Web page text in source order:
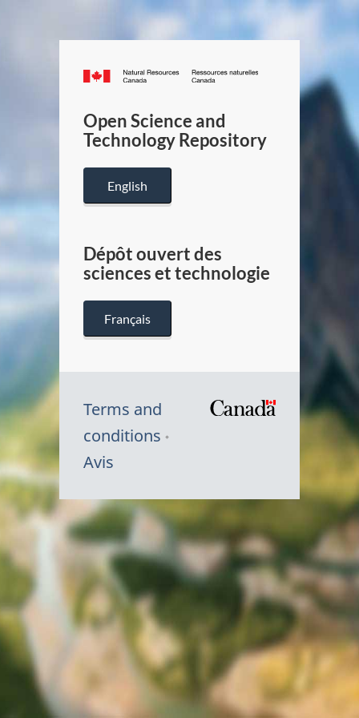
Canada.ca
/
Canada
Open Science and
Technology Repository
English
Dépôt ouvert des
sciences et technologie
Français
Terms and
conditions
Avis
Canada